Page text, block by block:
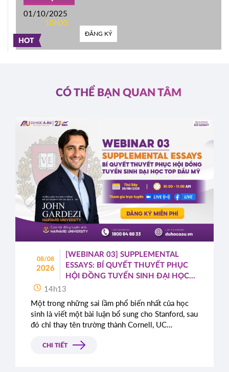
HOT
01/10/2025
10h00
ĐĂNG KÝ
CÓ THỂ BẠN QUAN TÂM
08/08
2026
[WEBINAR 03] SUPPLEMENTAL
ESSAYS: BÍ QUYẾT THUYẾT PHỤC
HỘI ĐỒNG TUYỂN SINH ĐẠI HỌC
TOP ĐẦU MỸ
14h13
Một trong những sai lầm phổ biến nhất của học
sinh là viết một bài luận bổ sung cho Stanford, sau
đó chỉ thay tên trường thành Cornell, UC
CHI TIẾT